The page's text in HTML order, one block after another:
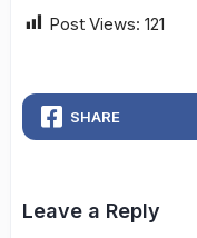
Post Views: 121
SHARE
Leave a Reply